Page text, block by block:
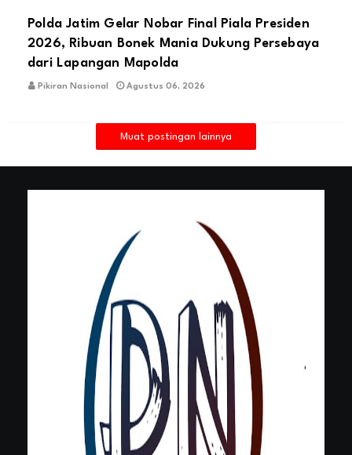
Polda Jatim Gelar Nobar Final Piala Presiden
2026, Ribuan Bonek Mania Dukung Persebaya
dari Lapangan Mapolda
Pikiran Nasional Agustus 06, 2026
Muat postingan lainnya